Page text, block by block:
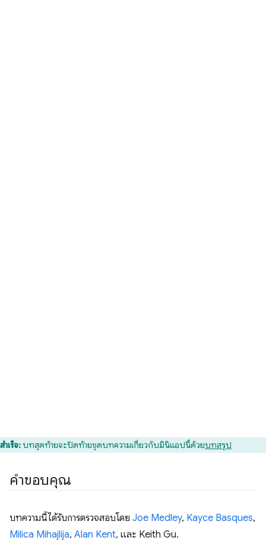
สำเร็จ:บทสุดท้ายจะปิดท้ายชุดบทความเกี่ยวกับมินิแอปนี้ด้วยบทสรุป
คำขอบคุณ
บทความนี้ได้รับการตรวจสอบโดย Joe Medley, Kayce Basques,
Milica Mihajlija, Alan Kent, และ Keith Gu.